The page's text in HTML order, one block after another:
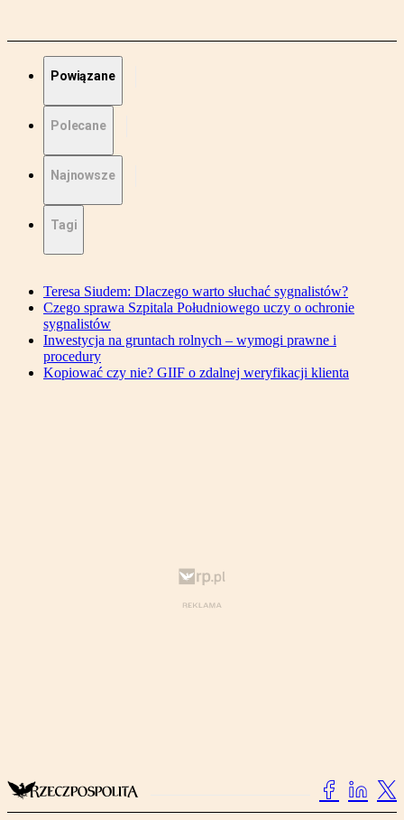
Powiązane
Polecane
Najnowsze
Tagi
Teresa Siudem: Dlaczego warto słuchać sygnalistów?
Czego sprawa Szpitala Południowego uczy o ochronie
sygnalistów
Inwestycja na gruntach rolnych – wymogi prawne i
procedury
Kopiować czy nie? GIIF o zdalnej weryfikacji klienta